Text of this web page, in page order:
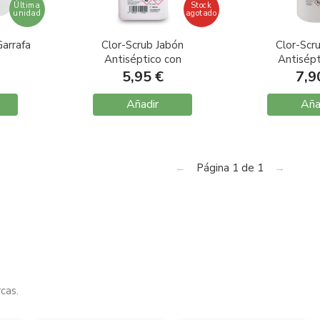
Última
unidad
Stock
agotado
Clor-Scrub Jabón
Antiséptico con
Clorhexidina 500ml
5,95 €
Añadir
Clor-
← Página 1 de 1 →